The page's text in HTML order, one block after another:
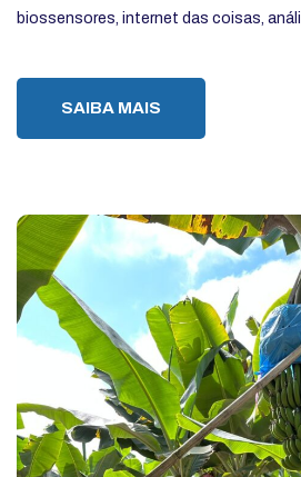
biossensores, internet das coisas,
SAIBA MAIS